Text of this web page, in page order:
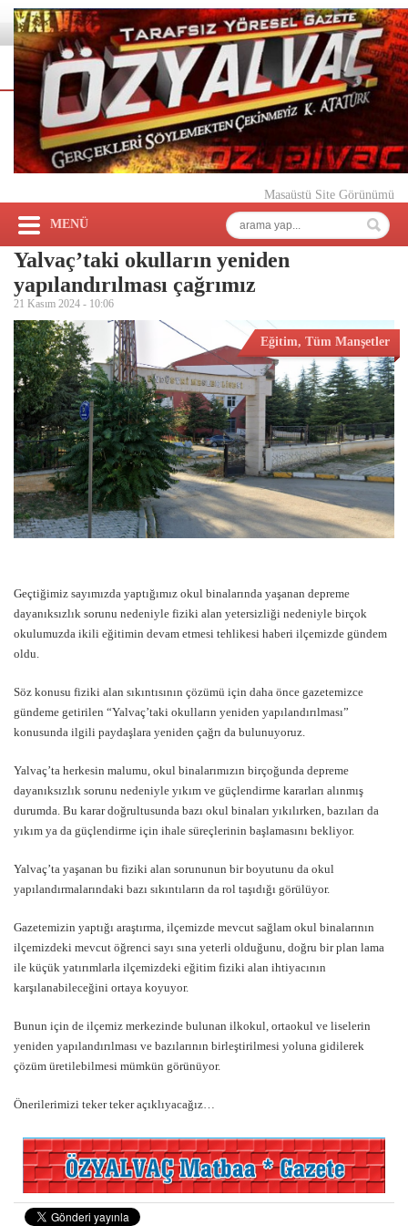
Masaüstü Site Görünümü
MENÜ
Yalvaç’taki okulların yeniden
yapılandırılması çağrımız
21 Kasım 2024 - 10:06
Eğitim, Tüm Manşetler
Geçtiğimiz sayımızda yaptığımız okul binalarında yaşanan depreme
dayanıksızlık sorunu nedeniyle fiziki alan yetersizliği nedeniyle birçok
okulumuzda ikili eğitimin devam etmesi tehlikesi haberi ilçemizde gündem
oldu.
Söz konusu fiziki alan sıkıntısının çözümü için daha önce gazetemizce
gündeme getirilen “Yalvaç’taki okulların yeniden yapılandırılması”
konusunda ilgili paydaşlara yeniden çağrı da bulunuyoruz.
Yalvaç’ta herkesin malumu, okul binalarımızın birçoğunda depreme
dayanıksızlık sorunu nedeniyle yıkım ve güçlendirme kararları alınmış
durumda. Bu karar doğrultusunda bazı okul binaları yıkılırken, bazıları da
yıkım ya da güçlendirme için ihale süreçlerinin başlamasını bekliyor.
Yalvaç’ta yaşanan bu fiziki alan sorununun bir boyutunu da okul
yapılandırmalarındaki bazı sıkıntıların da rol taşıdığı görülüyor.
Gazetemizin yaptığı araştırma, ilçemizde mevcut sağlam okul binalarının
ilçemizdeki mevcut öğrenci sayı sına yeterli olduğunu, doğru bir plan lama
ile küçük yatırımlarla ilçemizdeki eğitim fiziki alan ihtiyacının
karşılanabileceğini ortaya koyuyor.
Bunun için de ilçemiz merkezinde bulunan ilkokul, ortaokul ve liselerin
yeniden yapılandırılması ve bazılarının birleştirilmesi yoluna gidilerek
çözüm üretilebilmesi mümkün görünüyor.
Önerilerimizi teker teker açıklıyacağız…